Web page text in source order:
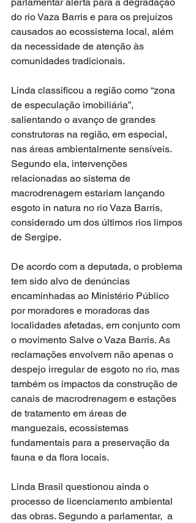
do rio Vaza Barris e para os prejuízos
causados ao ecossistema local, além
da necessidade de atenção às
comunidades tradicionais.
Linda classificou a região como “zona
de especulação imobiliária”,
salientando o avanço de grandes
construtoras na região, em especial,
nas áreas ambientalmente sensíveis.
Segundo ela, intervenções
relacionadas ao sistema de
macrodrenagem estariam lançando
esgoto in natura no rio Vaza Barris,
considerado um dos últimos rios limpos
de Sergipe.
De acordo com a deputada, o problema
tem sido alvo de denúncias
encaminhadas ao Ministério Público
por moradores e moradoras das
localidades afetadas, em conjunto com
o movimento Salve o Vaza Barris. As
reclamações envolvem não apenas o
despejo irregular de esgoto no rio, mas
também os impactos da construção de
canais de macrodrenagem e estações
de tratamento em áreas de
manguezais, ecossistemas
fundamentais para a preservação da
fauna e da flora locais.
Linda Brasil questionou ainda o
processo de licenciamento ambiental
das obras. Segundo a parlamentar,  a